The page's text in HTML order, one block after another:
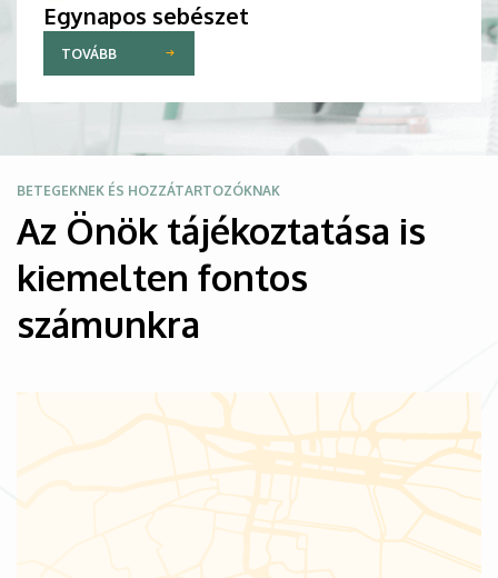
Egynapos sebészet
TOVÁBB
BETEGEKNEK ÉS HOZZÁTARTOZÓKNAK
Az Önök tájékoztatása is
kiemelten fontos
számunkra